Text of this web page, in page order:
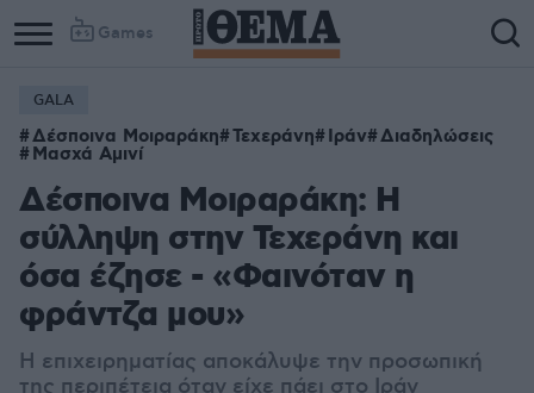
Games
GALA
Δέσποινα Μοιραράκη Τεχεράνη Ιράν Διαδηλώσεις
Μασχά Αμινί
Δέσποινα Μοιραράκη: Η
σύλληψη στην Τεχεράνη και
όσα έζησε - «Φαινόταν η
φράντζα μου»
Η επιχειρηματίας αποκάλυψε την προσωπική
της περιπέτεια όταν είχε πάει στο Ιράν